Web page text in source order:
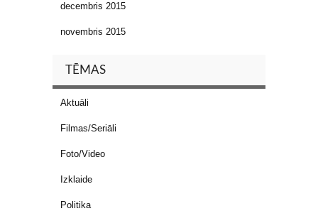
decembris 2015
novembris 2015
TĒMAS
Aktuāli
Filmas/Seriāli
Foto/Video
Izklaide
Politika